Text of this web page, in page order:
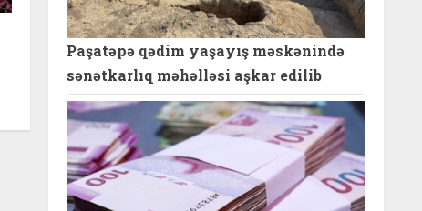
Paşatəpə qədim yaşayış məskənində
sənətkarlıq məhəlləsi aşkar edilib